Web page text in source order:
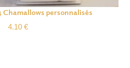
Chamallows personnalisés
4.10 €